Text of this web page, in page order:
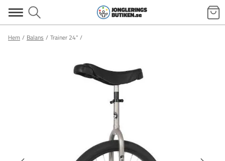
Hem Balans Trainer 24"